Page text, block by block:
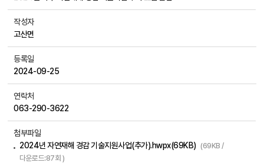
작성자
고산면
등록일
2024-09-25
연락처
063-290-3622
첨부파일
2024년 자연재해 경감 기술지원사업(추가).hwpx(69KB) (69KB /
다운로드:87회 )